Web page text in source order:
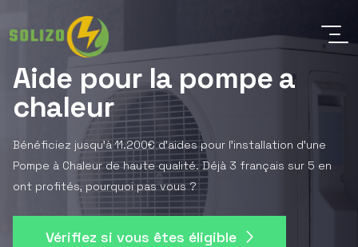
Aide pour la pompe a
chaleur
Bénéficiez jusqu'à 11.200€ d'aides pour l'installation d'une
Pompe à Chaleur de haute qualité. Déjà 3 français sur 5 en
ont profités, pourquoi pas vous ?
Vérifiez si vous êtes éligible